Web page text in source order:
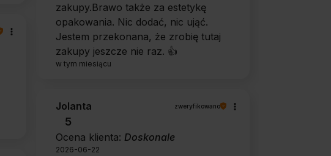
zakupy.Brawo także za estetykę
opakowania. Nic dodać, nic ująć.
Jestem przekonana, że zrobię tutaj
zakupy jeszcze nie raz. 👍️
w tym miesiącu
Jolanta zweryfikowano
5
Ocena klienta: Doskonale
2026-06-22